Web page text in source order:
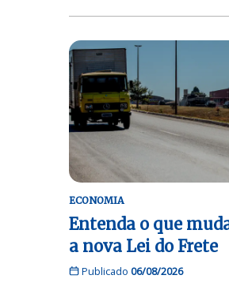
ECONOMIA
Entenda o que
a nova Lei do Frete
Publicado 06/08/2026